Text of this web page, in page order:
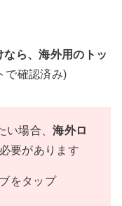
ら、海外用のトッ
で確認済み)
い場合、海外ロ
要があります
をタップ